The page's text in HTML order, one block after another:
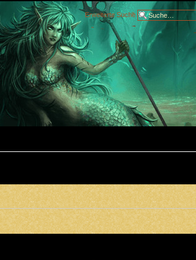
Erweiterte Suche